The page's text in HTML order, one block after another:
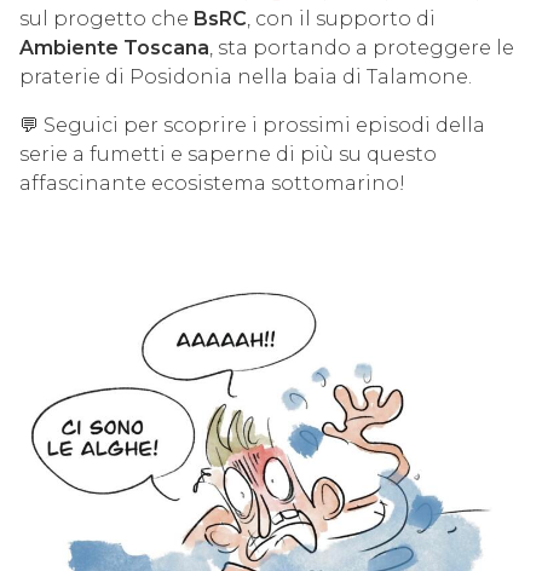
sul progetto che BsRC, con il supporto di
Ambiente Toscana, sta portando a proteggere le
praterie di Posidonia nella baia di Talamone.
💬 Seguici per scoprire i prossimi episodi della
serie a fumetti e saperne di più su questo
affascinante ecosistema sottomarino!